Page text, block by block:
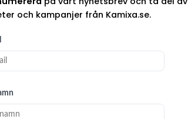
och kampanjer från Kamixa.se.